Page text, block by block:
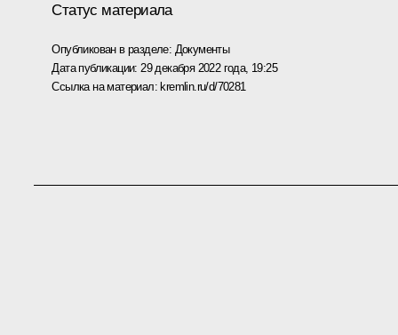
Статус материала
Опубликован в разделе: Документы
Дата публикации: 29 декабря 2022 года, 19:25
Ссылка на материал: kremlin.ru/d/70281